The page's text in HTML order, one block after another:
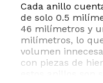
Cada anillo
de solo 0.5
46 milímetros y
milímetros, lo
volumen
con piezas de